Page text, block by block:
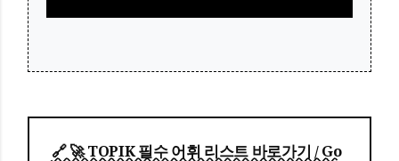
🔗 🚀 TOPIK 필수 어휘 리스트 바로가기 / Go